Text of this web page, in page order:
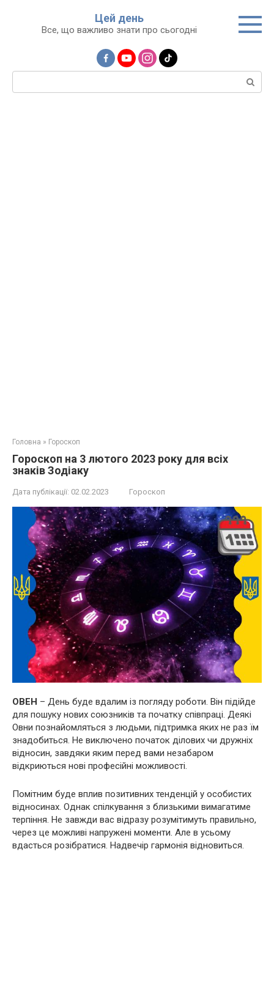
Цей день
Все, що важливо знати про сьогодні
Пошук:
Головна » Гороскоп
Гороскоп на 3 лютого 2023 року для всіх
знаків Зодіаку
Дата публікації: 02.02.2023 Гороскоп
ОВЕН – День буде вдалим із погляду роботи. Він підійде
для пошуку нових союзників та початку співпраці. Деякі
Овни познайомляться з людьми, підтримка яких не раз їм
знадобиться. Не виключено початок ділових чи дружніх
відносин, завдяки яким перед вами незабаром
відкриються нові професійні можливості.
Помітним буде вплив позитивних тенденцій у особистих
відносинах. Однак спілкування з близькими вимагатиме
терпіння. Не завжди вас відразу розумітимуть правильно,
через це можливі напружені моменти. Але в усьому
вдасться розібратися. Надвечір гармонія відновиться.